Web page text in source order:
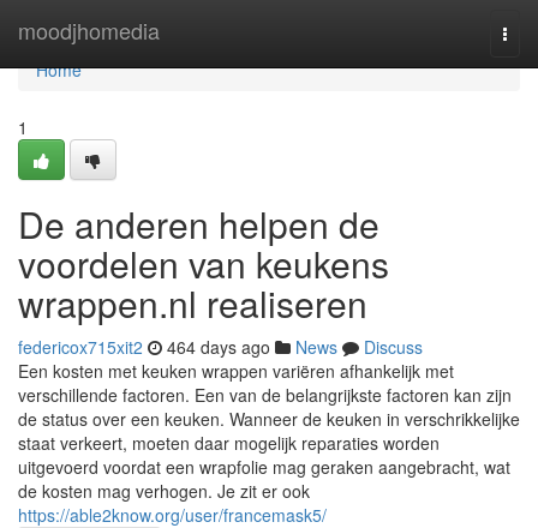
moodjhomedia
Home
Home
1
De anderen helpen de
voordelen van keukens
wrappen.nl realiseren
federicox715xit2 464 days ago News
Discuss
Een kosten met keuken wrappen variëren afhankelijk met
verschillende factoren. Een van de belangrijkste factoren kan zijn
de status over een keuken. Wanneer de keuken in verschrikkelijke
staat verkeert, moeten daar mogelijk reparaties worden
uitgevoerd voordat een wrapfolie mag geraken aangebracht, wat
de kosten mag verhogen. Je zit er ook
https://able2know.org/user/francemask5/